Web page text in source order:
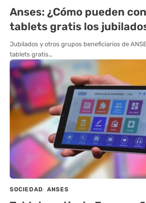
Anses: ¿Cómo pueden
tablets gratis los
Jubilados y otros grupos beneficiarios de
tablets gratis…
SOCIEDAD ANSES